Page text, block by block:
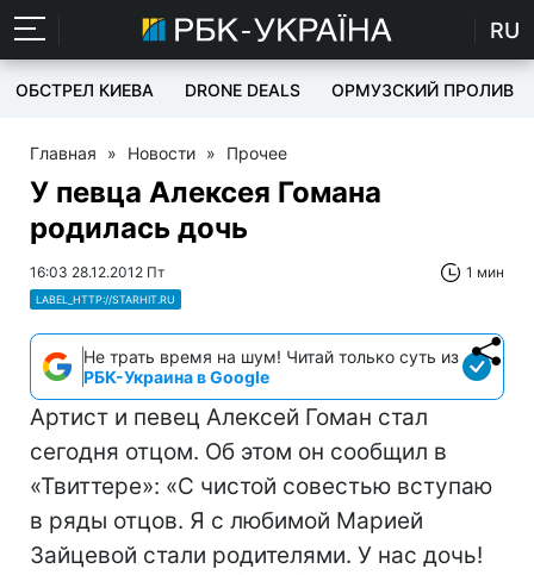
RU
ОБСТРЕЛ КИЕВА DRONE DEALS ОРМУЗСКИЙ ПРОЛИВ
Главная » Новости » Прочее
У певца Алексея Гомана
родилась дочь
16:03 28.12.2012 Пт 1 мин
LABEL_HTTP://STARHIT.RU
Не трать время на шум! Читай только суть из
РБК-Украина в Google
Артист и певец Алексей Гоман стал
сегодня отцом. Об этом он сообщил в
«Твиттере»: «С чистой совестью вступаю
в ряды отцов. Я с любимой Марией
Зайцевой стали родителями. У нас дочь!